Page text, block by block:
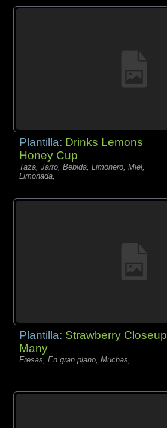
Plantilla: Drinks Lemons
Honey Cup
Taza, Jarro, Bebida, Limonero, Miel,
Limonada,
Plantilla: Strawberry Closeup
Many
Fresas, En gran plano, Muchas,